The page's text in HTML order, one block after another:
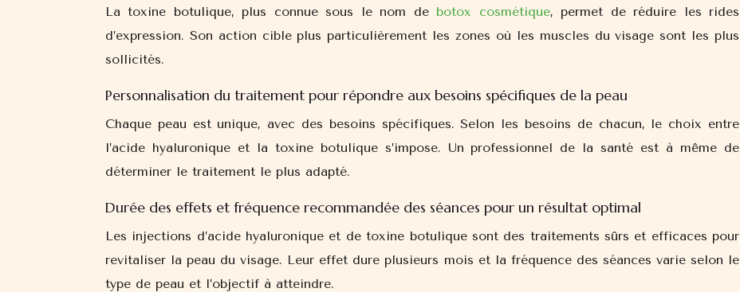
La toxine botulique, plus connue sous le nom de botox cosmétique, permet de réduire les rides
d’expression. Son action cible plus particulièrement les zones où les muscles du visage sont les plus
sollicités.
Personnalisation du traitement pour répondre aux besoins spécifiques de la peau
Chaque peau est unique, avec des besoins spécifiques. Selon les besoins de chacun, le choix entre
l’acide hyaluronique et la toxine botulique s’impose. Un professionnel de la santé est à même de
déterminer le traitement le plus adapté.
Durée des effets et fréquence recommandée des séances pour un résultat optimal
Les injections d’acide hyaluronique et de toxine botulique sont des traitements sûrs et efficaces pour
revitaliser la peau du visage. Leur effet dure plusieurs mois et la fréquence des séances varie selon le
type de peau et l’objectif à atteindre.